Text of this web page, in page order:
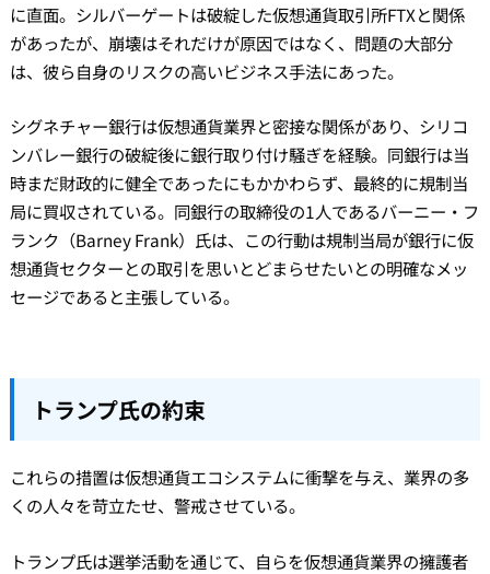
に直面。シルバーゲートは破綻した仮想通貨取引所FTXと関係
があったが、崩壊はそれだけが原因ではなく、問題の大部分
は、彼ら自身のリスクの高いビジネス手法にあった。
シグネチャー銀行は仮想通貨業界と密接な関係があり、シリコ
ンバレー銀行の破綻後に銀行取り付け騒ぎを経験。同銀行は当
時まだ財政的に健全であったにもかかわらず、最終的に規制当
局に買収されている。同銀行の取締役の1人であるバーニー・フ
ランク（Barney Frank）氏は、この行動は規制当局が銀行に仮
想通貨セクターとの取引を思いとどまらせたいとの明確なメッ
セージであると主張している。
トランプ氏の約束
これらの措置は仮想通貨エコシステムに衝撃を与え、業界の多
くの人々を苛立たせ、警戒させている。
トランプ氏は選挙活動を通じて、自らを仮想通貨業界の擁護者